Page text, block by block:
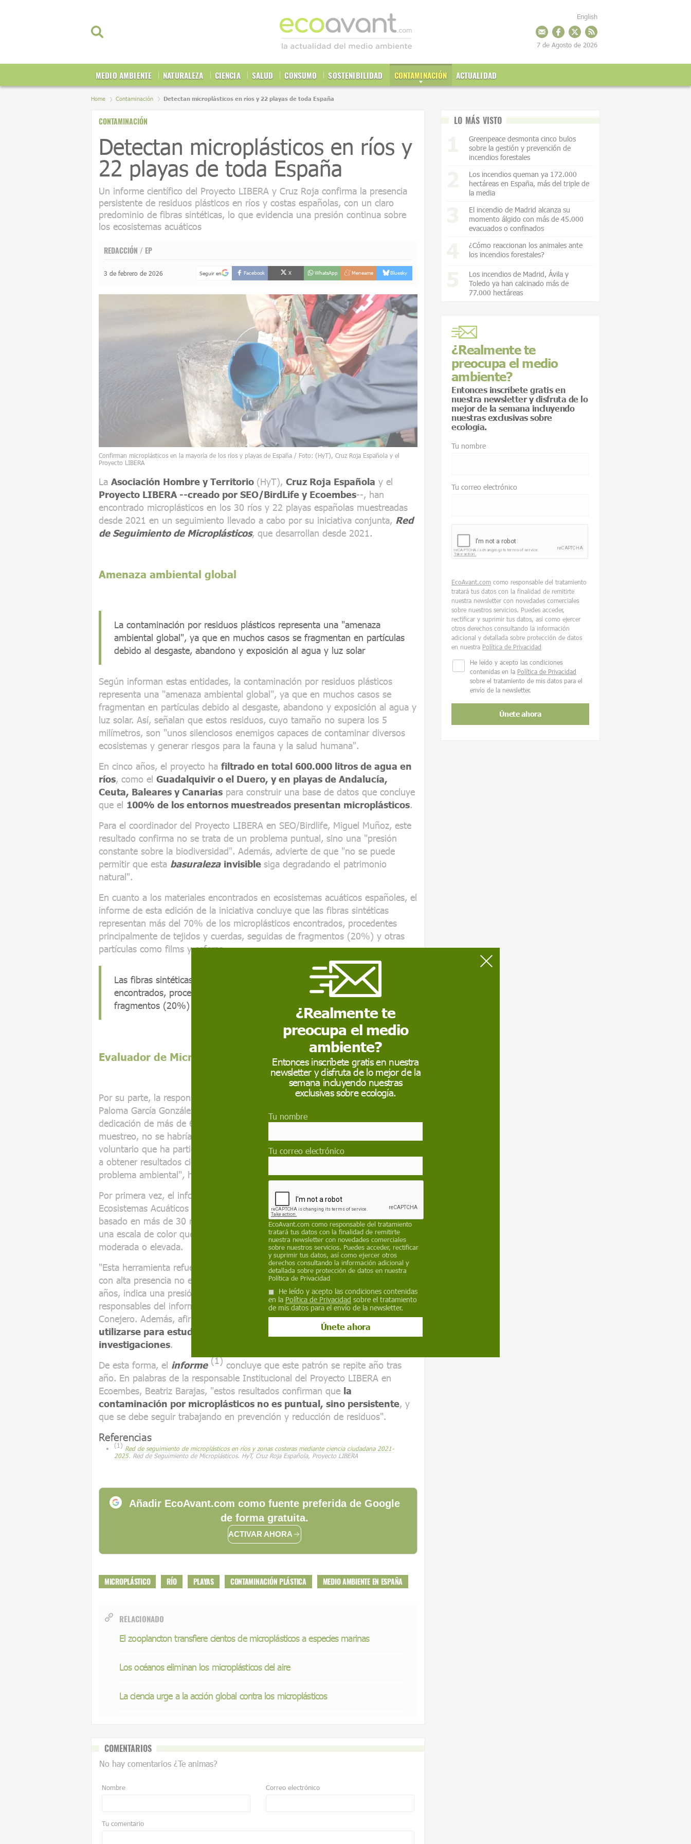
MEDIO AMBIENTE NATURALEZA CIENCIA SALUD CONSUMO SOSTENIBILIDAD CONTAMINACIÓN ACTUALIDAD
English
7 de Agosto de 2026
Home Contaminación Detectan microplásticos en ríos y 22 playas de toda España
CONTAMINACIÓN
Detectan microplásticos en ríos y
22 playas de toda España
Un informe científico del Proyecto LIBERA y Cruz Roja confirma la presencia
persistente de residuos plásticos en ríos y costas españolas, con un claro
predominio de fibras sintéticas, lo que evidencia una presión continua sobre
los ecosistemas acuáticos
REDACCIÓN / EP
3 de febrero de 2026 Seguir en Facebook X WhatsApp Meneame Bluesky
Confirman microplásticos en la mayoría de los ríos y playas de España / Foto: (HyT), Cruz Roja Española y el
Proyecto LIBERA
La Asociación Hombre y Territorio (HyT), Cruz Roja Española y el
Proyecto LIBERA --creado por SEO/BirdLife y Ecoembes--, han
encontrado microplásticos en los 30 ríos y 22 playas españolas muestreadas
desde 2021 en un seguimiento llevado a cabo por su iniciativa conjunta, Red
de Seguimiento de Microplásticos, que desarrollan desde 2021.
Amenaza ambiental global
La contaminación por residuos plásticos representa una "amenaza
ambiental global", ya que en muchos casos se fragmentan en partículas
debido al desgaste, abandono y exposición al agua y luz solar
Según informan estas entidades, la contaminación por residuos plásticos
representa una "amenaza ambiental global", ya que en muchos casos se
fragmentan en partículas debido al desgaste, abandono y exposición al agua y
luz solar. Así, señalan que estos residuos, cuyo tamaño no supera los 5
milímetros, son "unos silenciosos enemigos capaces de contaminar diversos
ecosistemas y generar riesgos para la fauna y la salud humana".
En cinco años, el proyecto ha filtrado en total 600.000 litros de agua en
ríos, como el Guadalquivir o el Duero, y en playas de Andalucía,
Ceuta, Baleares y Canarias para construir una base de datos que concluye
que el 100% de los entornos muestreados presentan microplásticos.
Para el coordinador del Proyecto LIBERA en SEO/Birdlife, Miguel Muñoz, este
resultado confirma no se trata de un problema puntual, sino una "presión
constante sobre la biodiversidad". Además, advierte de que "no se puede
permitir que esta basuraleza invisible siga degradando el patrimonio
natural".
En cuanto a los materiales encontrados en ecosistemas acuáticos españoles, el
informe de esta edición de la iniciativa concluye que las fibras sintéticas
representan más del 70% de los microplásticos encontrados, procedentes
principalmente de tejidos y cuerdas, seguidas de fragmentos (20%) y otras
partículas como films y esferas.
Las fibras sintéticas
representan más del 70% de los microplásticos
encontrados, procedentes principalmente de tejidos y cuerdas, seguidas de
fragmentos (20%) y otras partículas como films y esferas
Evaluador de Microplásticos en Ecosistemas Acuáticos EMEA
Por su parte, la responsable del proyecto Libera dentro de Cruz Roja Española,
Paloma García González, ha destacado el papel de los voluntarios. "Sin la
dedicación de más de 600 personas que han participado en las jornadas de
muestreo, no se habría podido generar esta base de datos, por lo que cada
voluntario que ha participado en este seguimiento ha contribuido directamente
a obtener resultados científicos que demuestran la magnitud real de este
problema ambiental", ha dicho.
Por primera vez, el informe ha incorporado el Evaluador de Microplásticos en
Ecosistemas Acuáticos
, una herramienta visual desarrollada por HyT
basado en más de 30 referencias científicas internacionales. El EMEA utiliza
una escala de color que indica si la presencia de microplásticos es baja,
moderada o elevada.
"Esta herramienta refuerza el valor del seguimiento temporal, pues un punto
con alta presencia no es concluyente por sí solo, pero si se mantiene durante
años, indica una presión permanente sobre el ecosistema", explican los
responsables del informe y del desarrollo del EMEA, David León y Bárbara
Conejero. Además, afirman que también
esta herramienta puede
utilizarse para estudiar tendencias, comparar estudios o iniciar
investigaciones.
De esta forma, el informe (1) concluye que este patrón se repite año tras
año. En palabras de la responsable Institucional del Proyecto LIBERA en
Ecoembes, Beatriz Barajas, "estos resultados confirman que la
contaminación por microplásticos no es puntual, sino persistente, y
que se debe seguir trabajando en prevención y reducción de residuos".
Referencias
(1) Red de seguimiento de microplásticos en ríos y zonas costeras mediante ciencia ciudadana 2021-
2025. Red de Seguimiento de Microplásticos. HyT, Cruz Roja Española, Proyecto LIBERA
Añadir EcoAvant.com como fuente preferida de Google
de forma gratuita.
ACTIVAR AHORA
MICROPLÁSTICO RÍO PLAYAS CONTAMINACIÓN PLÁSTICA MEDIO AMBIENTE EN ESPAÑA
RELACIONADO
El zooplancton transfiere cientos de microplásticos a especies marinas
Los océanos eliminan los microplásticos del aire
La ciencia urge a la acción global contra los microplásticos
COMENTARIOS
No hay comentarios ¿Te animas?
Nombre Correo electrónico
Tu comentario
LO MÁS VISTO
Greenpeace desmonta cinco bulos
sobre la gestión y prevención de
incendios forestales
Los incendios queman ya 172.000
hectáreas en España, más del triple de
la media
El incendio de Madrid alcanza su
momento álgido con más de 45.000
evacuados o confinados
¿Cómo reaccionan los animales ante
los incendios forestales?
Los incendios de Madrid, Ávila y
Toledo ya han calcinado más de
77.000 hectáreas
¿Realmente te
preocupa el medio
ambiente?
Entonces inscríbete gratis en
nuestra newsletter y disfruta de lo
mejor de la semana incluyendo
nuestras exclusivas sobre
ecología.
Tu nombre
Tu correo electrónico
EcoAvant.com como responsable del tratamiento
tratará tus datos con la finalidad de remitirte
nuestra newsletter con novedades comerciales
sobre nuestros servicios. Puedes acceder,
rectificar y suprimir tus datos, así como ejercer
otros derechos consultando la información
adicional y detallada sobre protección de datos
en nuestra Política de Privacidad
He leído y acepto las condiciones
contenidas en la Política de Privacidad
sobre el tratamiento de mis datos para el
envío de la newsletter.
¿Realmente te
preocupa el medio
ambiente?
Entonces inscríbete gratis en nuestra
newsletter y disfruta de lo mejor de la
semana incluyendo nuestras
exclusivas sobre ecología.
Tu nombre
Tu correo electrónico
EcoAvant.com como responsable del tratamiento
tratará tus datos con la finalidad de remitirte
nuestra newsletter con novedades comerciales
sobre nuestros servicios. Puedes acceder, rectificar
y suprimir tus datos, así como ejercer otros
derechos consultando la información adicional y
detallada sobre protección de datos en nuestra
Política de Privacidad
He leído y acepto las condiciones contenidas
en la Política de Privacidad sobre el tratamiento
de mis datos para el envío de la newsletter.